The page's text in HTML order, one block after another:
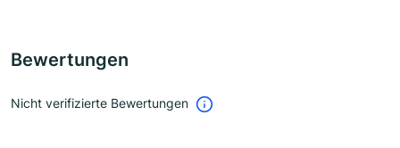
Bewertungen
Nicht verifizierte Bewertungen